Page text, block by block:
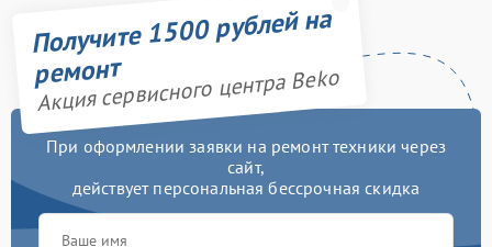
Получите 1500 рублей на
ремонт
Акция сервисного центра Beko
При оформлении заявки на ремонт техники через
сайт,
действует персональная бессрочная скидка